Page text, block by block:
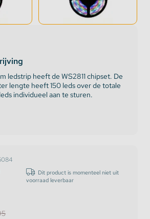
ledstrip heeft de WS2811 chipset. De
lengte heeft 150 leds over de totale
individueel aan te sturen.
Dit product is momenteel niet uit
voorraad leverbaar